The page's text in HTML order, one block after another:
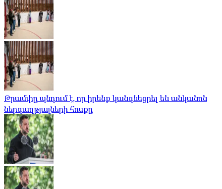
Թրամփը պնդում է, որ իրենք կանգնեցրել են անկանոն
ներգաղթյալների հոսքը